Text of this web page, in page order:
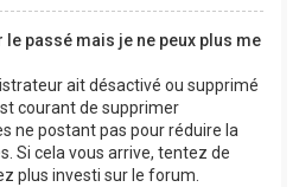
passé mais je ne peux plus me
ait désactivé ou supprimé
courant de supprimer
ne postant pas pour réduire la
Si cela vous arrive, tentez de
plus investi sur le forum.